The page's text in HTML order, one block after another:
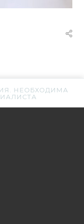
НЕОБХОДИМА